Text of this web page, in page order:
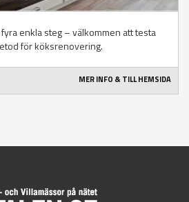
enkla steg – välkommen att testa
för köksrenovering.
MER INFO & TILL HEMSIDA